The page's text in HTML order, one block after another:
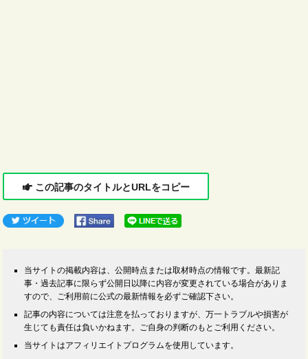
この記事のタイトルとURLをコピー
当サイトの掲載内容は、公開時点または取材時点の情報です。最新記
事・過去記事に限らず公開日以降に内容が変更されている場合がありま
すので、ご利用前に公式の最新情報を必ずご確認下さい。
記事の内容については注意を払っておりますが、万一トラブルや損害が
生じても責任は負いかねます。ご自身の判断のもとご利用ください。
当サイトはアフィリエイトプログラムを使用しています。